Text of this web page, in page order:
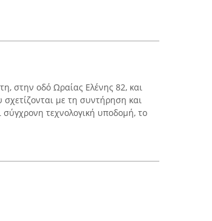
στην οδό Ωραίας Ελένης 82, και
με τη συντήρηση και
τεχνολογική υποδομή, το